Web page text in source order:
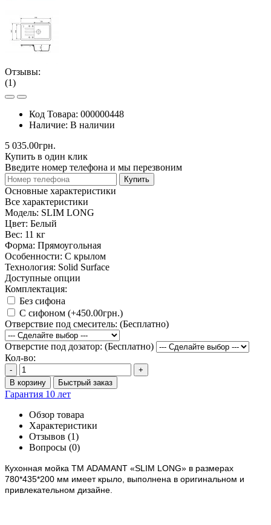
Отзывы:
(1)
Код Товара: 000000448
Наличие: В наличии
5 035.00грн.
Купить в один клик
Введите номер телефона и мы перезвоним
Купить
Основные характеристики
Все характеристики
Модель: SLIM LONG
Цвет: Белый
Вес: 11 кг
Форма: Прямоугольная
Особенности: С крылом
Технология: Solid Surface
Доступные опции
Комплектация:
Без сифона
С сифоном (+450.00грн.)
Отверствие под смеситель: (Бесплатно)
Отверстие под дозатор: (Бесплатно)
Кол-во:
-
+
В корзину
Быстрый заказ
Гарантия 10 лет
Обзор товара
Характеристики
Отзывов (1)
Вопросы (0)
Кухонная мойка ТМ ADAMANT «SLIM LONG» в размерах
780*435*200 мм имеет крыло, выполнена в оригинальном и
привлекательном дизайне.